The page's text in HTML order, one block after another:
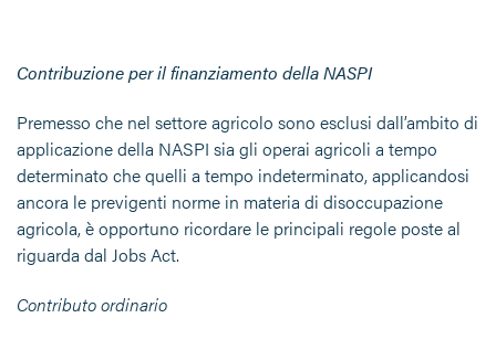
Contribuzione per il finanziamento della NASPI
Premesso che nel settore agricolo sono esclusi dall’ambito di
applicazione della NASPI sia gli operai agricoli a tempo
determinato che quelli a tempo indeterminato, applicandosi
ancora le previgenti norme in materia di disoccupazione
agricola, è opportuno ricordare le principali regole poste al
riguarda dal Jobs Act.
Contributo ordinario